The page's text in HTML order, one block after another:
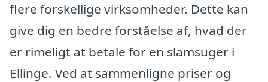
flere forskellige virksomheder. Dette kan
give dig en bedre forståelse af, hvad der
er rimeligt at betale for en slamsuger i
Ellinge. Ved at sammenligne priser og